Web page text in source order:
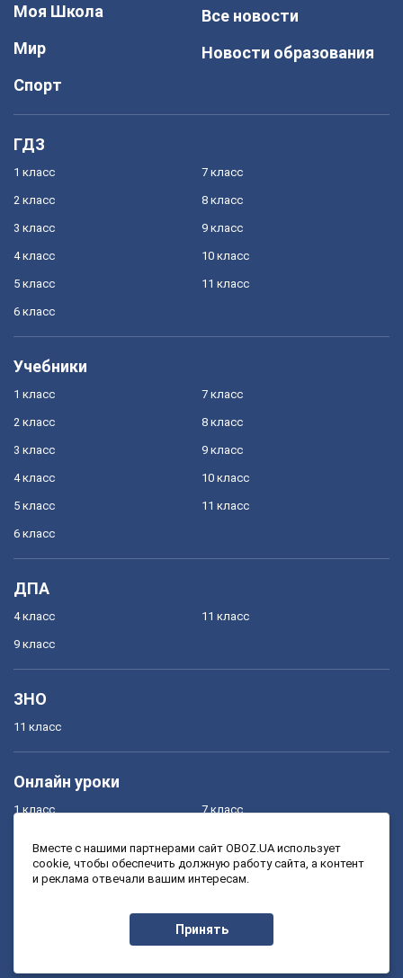
Моя Школа
Мир
Спорт
Все новости
Новости образования
ГДЗ
1 класс
2 класс
3 класс
4 класс
5 класс
6 класс
7 класс
8 класс
9 класс
10 класс
11 класс
Учебники
1 класс
2 класс
3 класс
4 класс
5 класс
6 класс
7 класс
8 класс
9 класс
10 класс
11 класс
ДПА
4 класс
9 класс
11 класс
ЗНО
11 класс
Онлайн уроки
1 класс
3 класс
7 класс
9 класс
Вместе с нашими партнерами сайт OBOZ.UA использует
cookie, чтобы обеспечить должную работу сайта, а контент
и реклама отвечали вашим интересам.
Принять